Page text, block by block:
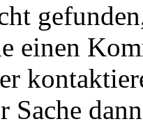
einen
Sache